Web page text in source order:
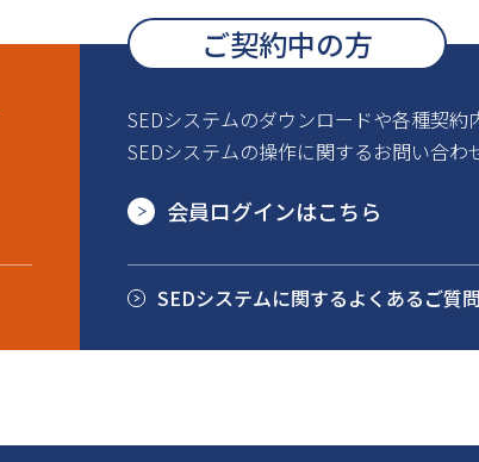
ご契約中の方
SEDシステムのダウンロードや各種契約
SEDシステムの操作に関するお問い合わ
会員ログインはこちら
SEDシステムに関するよくあるご質問